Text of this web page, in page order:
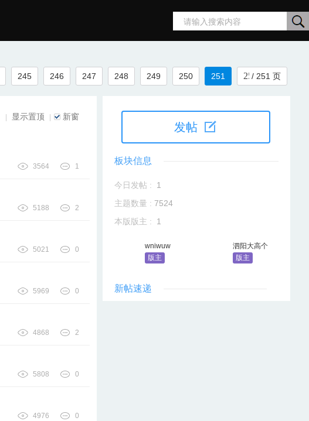
搜
245 246 247 248 249 250 251 / 251 页
显示置顶 新窗
3564 1
5188 2
5021 0
5969 0
4868 2
5808 0
4976 0
发帖
板块信息
今日发帖 :
1
主题数量 : 7524
本版版主 :
1
wniwuw
版主
泗阳大高个
版主
新帖速递